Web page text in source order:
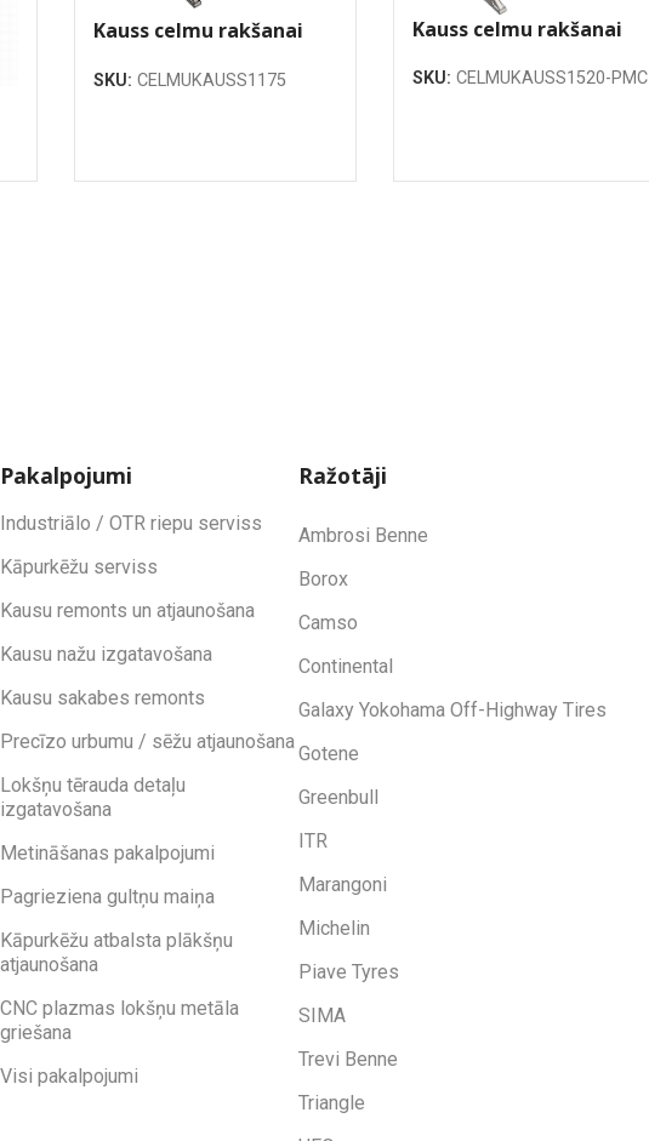
Kauss celmu rakšanai
SKU:CELMUKAUSS1175
Kauss celmu rakšanai
SKU:CELMUKAUSS1520-PMC
Pakalpojumi
Industriālo / OTR riepu serviss
Kāpurkēžu serviss
Kausu remonts un atjaunošana
Kausu nažu izgatavošana
Kausu sakabes remonts
Precīzo urbumu / sēžu atjaunošana
Lokšņu tērauda detaļu
izgatavošana
Metināšanas pakalpojumi
Pagrieziena gultņu maiņa
Kāpurkēžu atbalsta plākšņu
atjaunošana
CNC plazmas lokšņu metāla
griešana
Visi pakalpojumi
Ražotāji
Ambrosi Benne
Borox
Camso
Continental
Galaxy Yokohama Off-Highway Tires
Gotene
Greenbull
ITR
Marangoni
Michelin
Piave Tyres
SIMA
Trevi Benne
Triangle